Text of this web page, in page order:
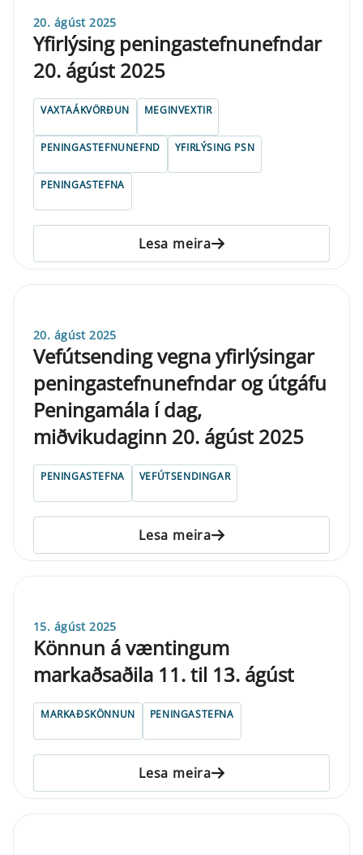
20. ágúst 2025
Yfirlýsing peningastefnunefndar
20. ágúst 2025
VAXTAÁKVÖRÐUN MEGINVEXTIR
PENINGASTEFNUNEFND YFIRLÝSING PSN
PENINGASTEFNA
Lesa meira
20. ágúst 2025
Vefútsending vegna yfirlýsingar
peningastefnunefndar og útgáfu
Peningamála í dag,
miðvikudaginn 20. ágúst 2025
PENINGASTEFNA VEFÚTSENDINGAR
Lesa meira
15. ágúst 2025
Könnun á væntingum
markaðsaðila 11. til 13. ágúst
MARKAÐSKÖNNUN PENINGASTEFNA
Lesa meira